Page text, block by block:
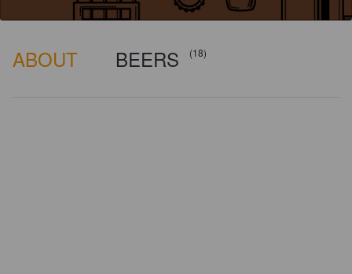
ABOUT BEERS (18)